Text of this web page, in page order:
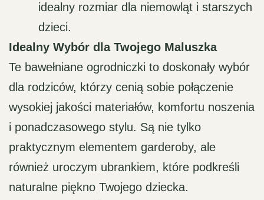
idealny rozmiar dla niemowląt i starszych
dzieci.
Idealny Wybór dla Twojego Maluszka
Te bawełniane ogrodniczki to doskonały wybór
dla rodziców, którzy cenią sobie połączenie
wysokiej jakości materiałów, komfortu noszenia
i ponadczasowego stylu. Są nie tylko
praktycznym elementem garderoby, ale
również uroczym ubrankiem, które podkreśli
naturalne piękno Twojego dziecka.